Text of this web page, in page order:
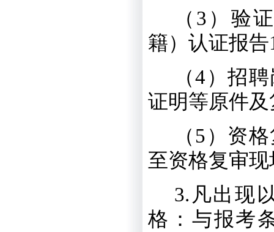
（ 3 ）验
籍）认证报告
（4 ）招
证明等原件
（ 5 ）资
至资格复审
3. 凡出现
格：与报考